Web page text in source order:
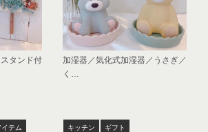
タンド付
加湿器／気化式加湿器／うさぎ／
く…
テム キッチン ギフト